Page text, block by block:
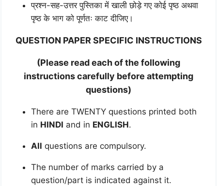
प्रश्न-सह-उत्तर पुस्तिका में खाली छोड़े गए कोई पृष्ठ अथवा
पृष्ठ के भाग को पूर्णतः काट दीजिए।
QUESTION PAPER SPECIFIC INSTRUCTIONS
(Please read each of the following
instructions carefully before attempting
questions)
There are TWENTY questions printed both
in HINDI and in ENGLISH.
All questions are compulsory.
The number of marks carried by a
question/part is indicated against it.